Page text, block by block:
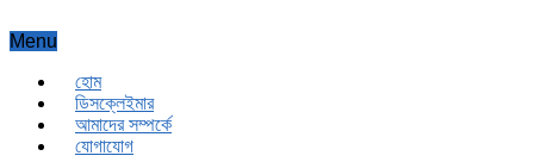
Menu
হোম
ডিসক্লেইমার
আমাদের সম্পর্কে
যোগাযোগ